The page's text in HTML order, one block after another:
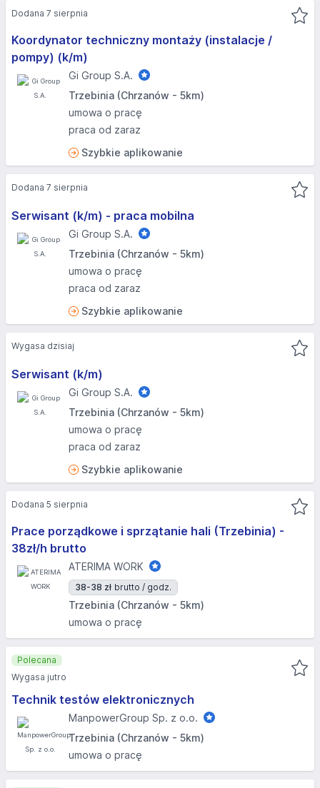
Koordynator techniczny montaży (instalacje /
pompy) (k/m)
Gi Group S.A.
Trzebinia (Chrzanów - 5km)
umowa o pracę
praca od zaraz
Szybkie aplikowanie
Dodana 7 sierpnia
Serwisant (k/m) - praca mobilna
Gi Group S.A.
Trzebinia (Chrzanów - 5km)
umowa o pracę
praca od zaraz
Szybkie aplikowanie
Dodana 7 sierpnia
Serwisant (k/m)
Gi Group S.A.
Trzebinia (Chrzanów - 5km)
umowa o pracę
praca od zaraz
Szybkie aplikowanie
Wygasa dzisiaj
Prace porządkowe i sprzątanie hali (Trzebinia) -
38zł/h brutto
ATERIMA WORK
38-38 zł brutto / godz.
Trzebinia (Chrzanów - 5km)
umowa o pracę
Dodana 5 sierpnia
Technik testów elektronicznych
ManpowerGroup Sp. z o.o.
Trzebinia (Chrzanów - 5km)
umowa o pracę
Polecana
Wygasa jutro